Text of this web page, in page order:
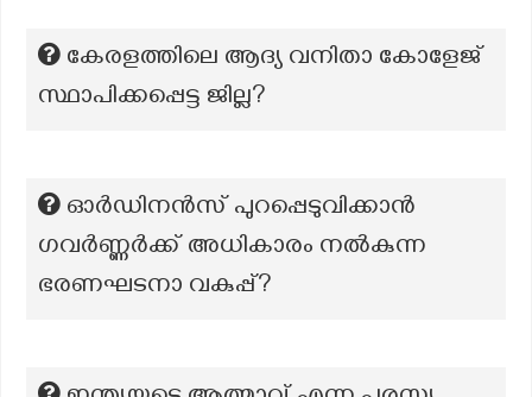
കേരളത്തിലെ ആദ്യ വനിതാ കോളേജ്
സ്ഥാപിക്കപ്പെട്ട ജില്ല?
ഓർഡിനൻസ് പുറപ്പെടുവിക്കാൻ
ഗവർണ്ണർക്ക് അധികാരം നൽകുന്ന
ഭരണഘടനാ വകുപ്പ്?